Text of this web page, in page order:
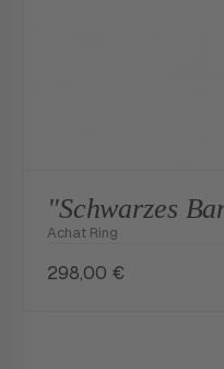
"Schwarzes
Achat Ring
298,00 €